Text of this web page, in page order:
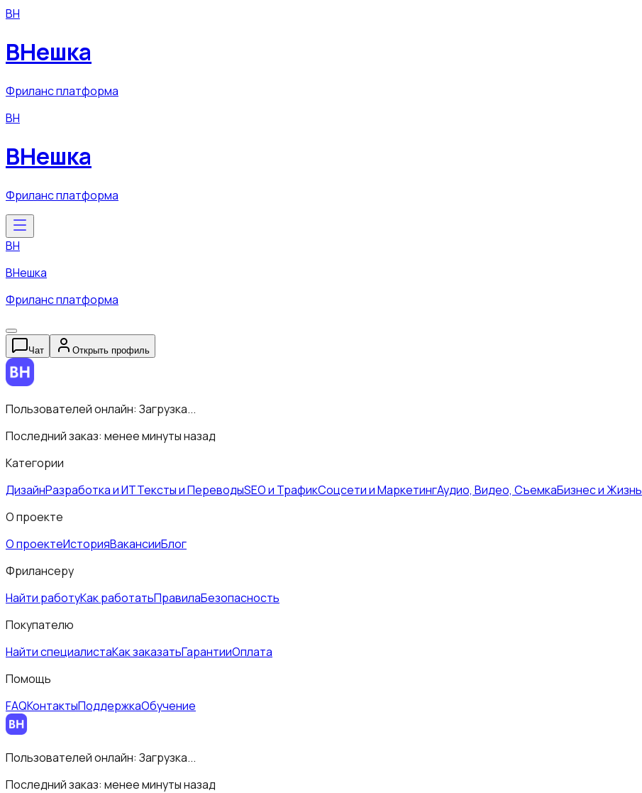
ВН
ВНешка
Фриланс платформа
ВН
ВНешка
Фриланс платформа
ВН
ВНешка
Фриланс платформа
Чат Открыть профиль
Пользователей онлайн: Загрузка...
Последний заказ: менее минуты назад
Категории
ДизайнРазработка и ИТТексты и ПереводыSEO и ТрафикСоцсети и МаркетингАудио, Видео, СъемкаБизнес и Жизнь
О проекте
О проектеИсторияВакансииБлог
Фрилансеру
Найти работуКак работатьПравилаБезопасность
Покупателю
Найти специалистаКак заказатьГарантииОплата
Помощь
FAQКонтактыПоддержкаОбучение
Пользователей онлайн: Загрузка...
Последний заказ: менее минуты назад